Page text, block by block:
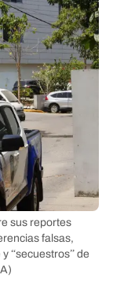
sus reportes
falsas,
“secuestros” de